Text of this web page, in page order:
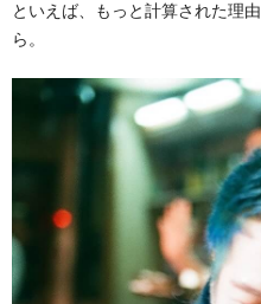
といえば、もっと計算された理
ら。